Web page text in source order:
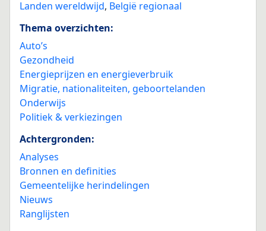
Landen wereldwijd, België regionaal
Thema overzichten:
Auto’s
Gezondheid
Energieprijzen en energieverbruik
Migratie, nationaliteiten, geboortelanden
Onderwijs
Politiek & verkiezingen
Achtergronden:
Analyses
Bronnen en definities
Gemeentelijke herindelingen
Nieuws
Ranglijsten